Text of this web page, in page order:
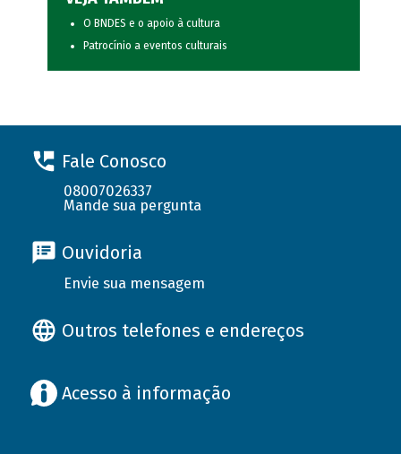
O BNDES e o apoio à cultura
Patrocínio a eventos culturais
Fale Conosco
08007026337
Mande sua pergunta
Ouvidoria
Envie sua mensagem
Outros telefones e endereços
Acesso à informação